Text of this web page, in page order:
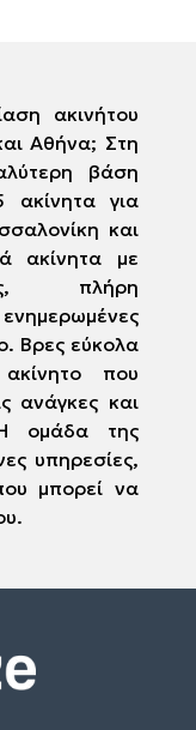
ακινήτου
Αθήνα; Στη
βάση
για
και
ακίνητα με
πλήρη
Βρες εύκολα
που
ανάγκες και
ομάδα της
υπηρεσίες,
μπορεί να